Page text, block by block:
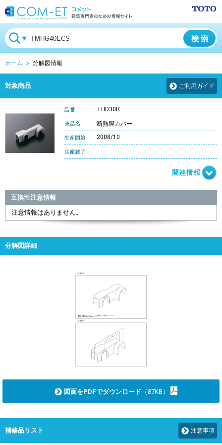
ホーム 分解図情報
対象商品 ご利用ガイド
THD30R
断熱脚カバー
2008/10
互換性注意情報
注意情報はありません。
分解図詳細
図面をPDFでダウンロード （87KB）
補修品リスト 注意事項